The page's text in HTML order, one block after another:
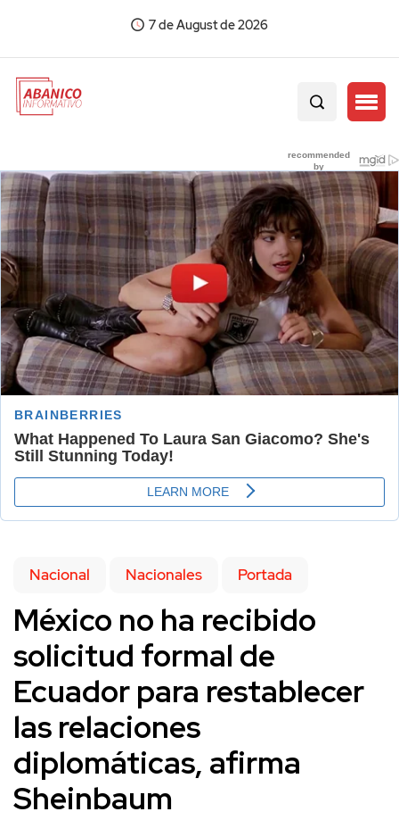
7 de August de 2026
Nacional Nacionales Portada
México no ha recibido
solicitud formal de
Ecuador para restablecer
las relaciones
diplomáticas, afirma
Sheinbaum